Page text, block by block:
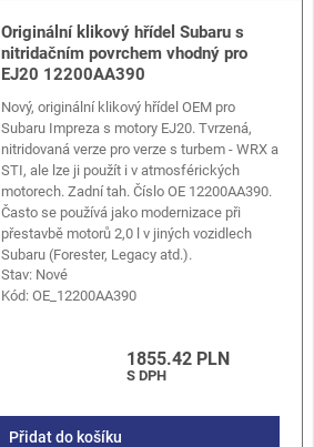
Originální klikový hřídel Subaru s
nitridačním povrchem vhodný pro
EJ20 12200AA390
Nový, originální klikový hřídel OEM pro
Subaru Impreza s motory EJ20. Tvrzená,
nitridovaná verze pro verze s turbem - WRX a
STI, ale lze ji použít i v atmosférických
motorech. Zadní tah. Číslo OE 12200AA390.
Často se používá jako modernizace při
přestavbě motorů 2,0 l v jiných vozidlech
Subaru (Forester, Legacy atd.).
Stav: Nové
Kód:OE_12200AA390
1855.42 PLN
S DPH
Přidat do košíku